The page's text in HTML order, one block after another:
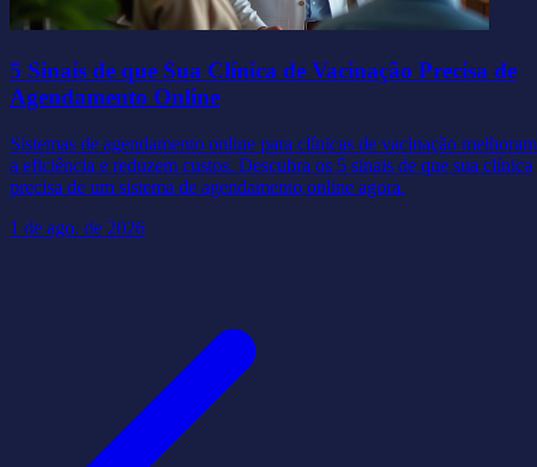
5 Sinais de que Sua Clínica de Vacinação Precisa de
Agendamento Online
Sistemas de agendamento online para clínicas de vacinação melhoram
a eficiência e reduzem custos. Descubra os 5 sinais de que sua clínica
precisa de um sistema de agendamento online agora.
1 de ago. de 2026